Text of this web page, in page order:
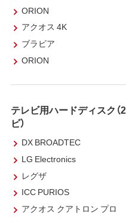
ORION
アクオス 4K
ブラビア
ORION
テレビ用ハードディスク
ビ）
DX BROADTEC
LG Electronics
レグザ
ICC PURIOS
アクオス クアトロン プロ